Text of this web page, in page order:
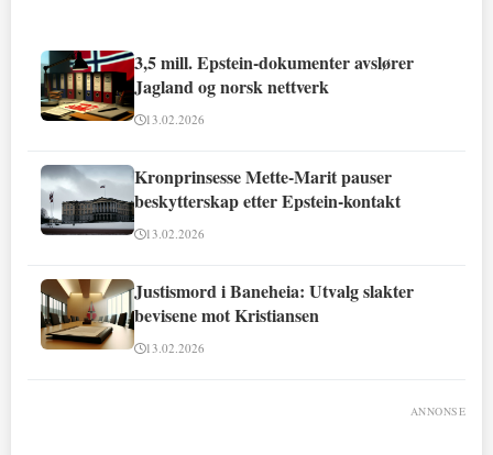
3,5 mill. Epstein-dokumenter avslører
Jagland og norsk nettverk
13.02.2026
Kronprinsesse Mette-Marit pauser
beskytterskap etter Epstein-kontakt
13.02.2026
Justismord i Baneheia: Utvalg slakter
bevisene mot Kristiansen
13.02.2026
ANNONSE